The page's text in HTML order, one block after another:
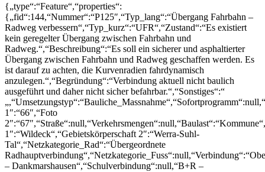
{„type“:“Feature“,“properties“:
{„fid“:144,“Nummer“:“P125″,“Typ_lang“:“Übergang Fahrbahn –
Radweg verbessern“,“Typ_kurz“:“UFR“,“Zustand“:“Es existiert
kein geregelter Übergang zwischen Fahrbahn und
Radweg.“,“Beschreibung“:“Es soll ein sicherer und asphaltierter
Übergang zwischen Fahrbahn und Radweg geschaffen werden. Es
ist darauf zu achten, die Kurvenradien fahrdynamisch
anzulegen.“,“Begründung“:“Verbindung aktuell nicht baulich
ausgeführt und daher nicht sicher befahrbar.“,“Sonstiges“:“
1″:“66″,“Foto
1″:“Wildeck“,“Gebietskörperschaft 2″:“Werra-Suhl-
Tal“,“Netzkategorie_Rad“:“Übergeordnete
– Dankmarshausen“,“Schulverbindung“:null,“B+R –